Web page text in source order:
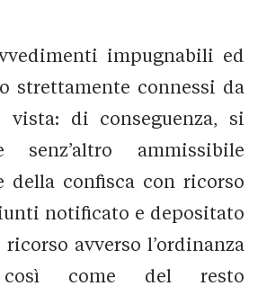
impugnabili ed
strettamente connessi da
di conseguenza, si
senz’altro ammissibile
della confisca con ricorso
notificato e depositato
avverso l’ordinanza
così come del resto